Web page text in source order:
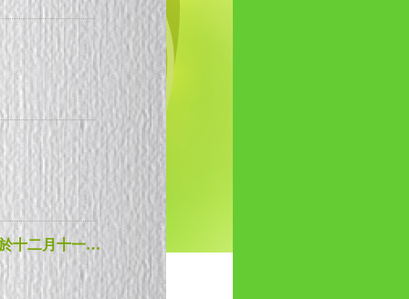
新聞發佈會 - 第二屆“耆青愛中華．才藝大匯演”將於十二月十一日舉行